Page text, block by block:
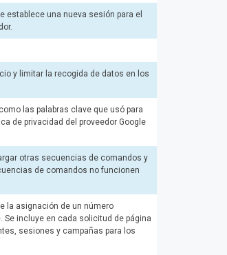
establece una nueva sesión para el
y limitar la recogida de datos en los
las palabras clave que usó para
de privacidad del proveedor Google
otras secuencias de comandos y
de comandos no funcionen
la asignación de un número
incluye en cada solicitud de página
sesiones y campañas para los